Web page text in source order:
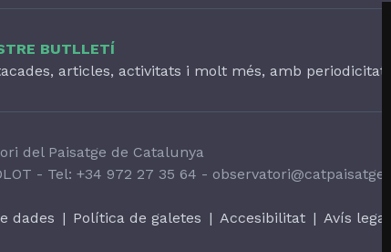
BUTLLETÍ
articles, activitats i molt més, amb
del Paisatge de Catalunya
- Tel: +34 972 27 35 64 -
dades | Política de galetes | Accesibilitat | Avís legal